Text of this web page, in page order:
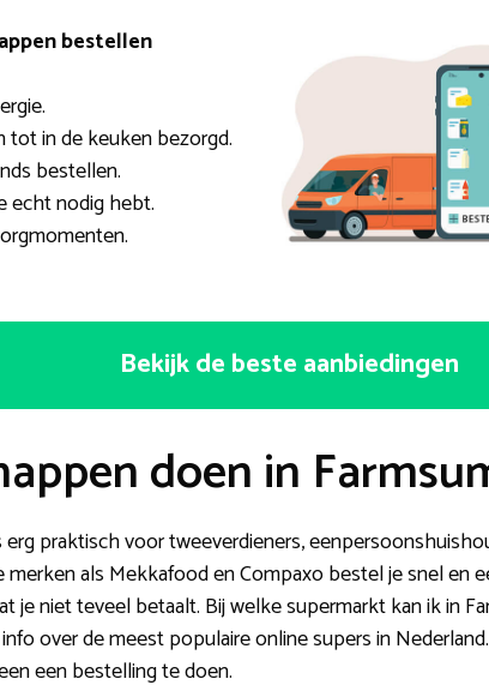
bestellen
in de keuken bezorgd.
bestellen.
echt nodig hebt.
Bekijk de beste aanbiedingen
doen in
praktisch voor tweeverdieners,
als Mekkafood en Compaxo bestel je snel en
je niet teveel betaalt. Bij welke supermarkt kan ik in
over de meest populaire online supers in
een bestelling te doen.